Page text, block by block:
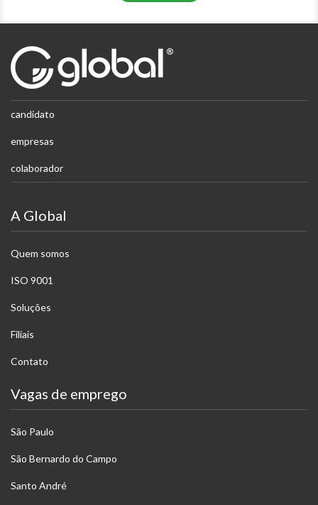
candidato
empresas
colaborador
A Global
Quem somos
ISO 9001
Soluções
Filiais
Contato
Vagas de emprego
São Paulo
São Bernardo do Campo
Santo André